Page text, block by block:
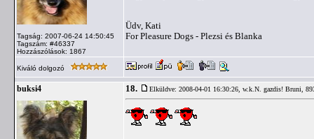
Tagság: 2007-06-24 14:50:45
Tagszám: #46337
Hozzászólások: 1867
Üdv, Kati
For Pleasure Dogs - Plezsi és Blanka
Kiváló dolgozó
buksi4 18. Elküldve: 2008-04-01 16:30:26, w.k.N. gazdis! Bruni,